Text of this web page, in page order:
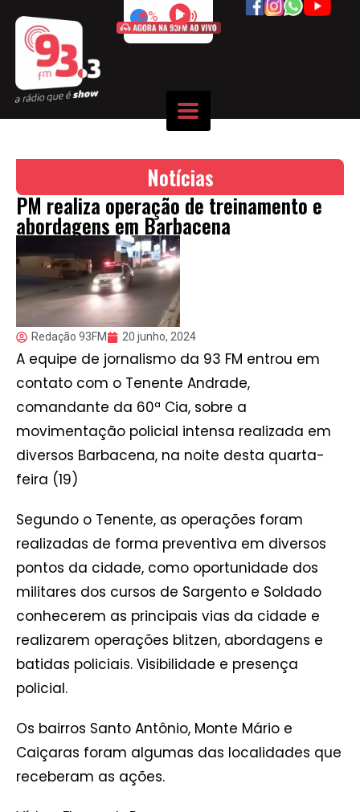
50%
Notícias
PM realiza operação de treinamento e
abordagens em Barbacena
Redação 93FM 20 junho, 2024
A equipe de jornalismo da 93 FM entrou em
contato com o Tenente Andrade,
comandante da 60ª Cia, sobre a
movimentação policial intensa realizada em
diversos Barbacena, na noite desta quarta-
feira (19)
Segundo o Tenente, as operações foram
realizadas de forma preventiva em diversos
pontos da cidade, como oportunidade dos
militares dos cursos de Sargento e Soldado
conhecerem as principais vias da cidade e
realizarem operações blitzen, abordagens e
batidas policiais. Visibilidade e presença
policial.
Os bairros Santo Antônio, Monte Mário e
Caiçaras foram algumas das localidades que
receberam as ações.